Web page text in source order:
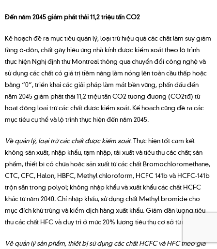
Đến năm 2045 giảm phát thải 11,2 triệu tấn CO2
Kế hoạch đề ra mục tiêu quản lý, loại trừ hiệu quả các chất làm suy giảm
tầng ô-dôn, chất gây hiệu ứng nhà kính được kiểm soát theo lộ trình
thực hiện Nghị định thư Montreal thông qua chuyển đổi công nghệ và
sử dụng các chất có giá trị tiềm năng làm nóng lên toàn cầu thấp hoặc
bằng “0”, triển khai các giải pháp làm mát bền vững, phấn đấu đến
năm 2045 giảm phát thải 11,2 triệu tấn CO2 tương đương (CO2tđ) từ
hoạt động loại trừ các chất được kiểm soát. Kế hoạch cũng đề ra các
mục tiêu cụ thể và lộ trình thực hiện đến năm 2045.
Về quản lý, loại trừ các chất được kiểm soát: Thực hiện tốt cam kết
không sản xuất, nhập khẩu, tạm nhập, tái xuất và tiêu thụ các chất; sản
phẩm, thiết bị có chứa hoặc sản xuất từ các chất Bromochloromethane,
CTC, CFC, Halon, HBFC, Methyl chloroform, HCFC 141b và HCFC-141b
trộn sẵn trong polyol; không nhập khẩu và xuất khẩu các chất HCFC
khác từ năm 2040. Chỉ nhập khẩu, sử dụng chất Methyl bromide cho
mục đích khử trùng và kiểm dịch hàng xuất khẩu. Giảm dần lượng tiêu
thụ các chất HFC và duy trì ở mức 20% lượng tiêu thụ cơ sở từ năm 2045.
Về quản lý sản phẩm, thiết bị sử dụng các chất HCFC và HFC theo giá